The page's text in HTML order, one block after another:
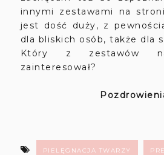
innymi zestawami na
jest dość duży, z
dla bliskich osób, także dla
Który z zestawów
zainteresował?
PIELĘGNACJA TWARZY